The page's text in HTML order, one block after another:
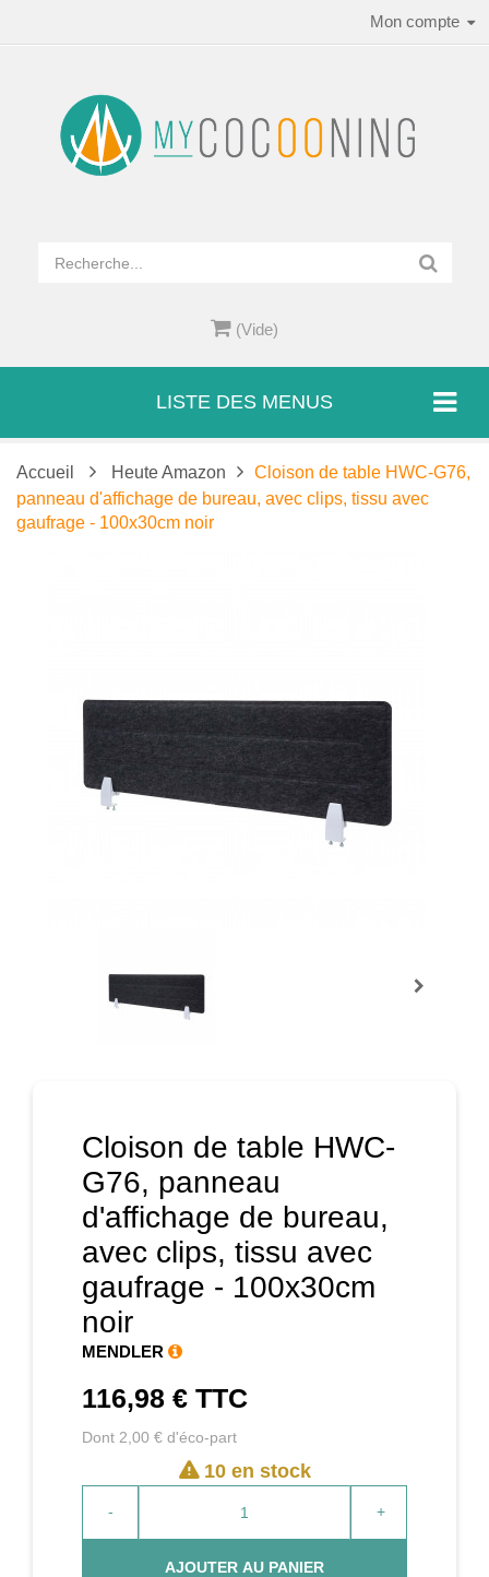
Mon compte
(Vide)
LISTE DES MENUS
Accueil Heute Amazon
Cloison de table HWC-G76,
panneau d'affichage de bureau, avec clips, tissu avec
gaufrage - 100x30cm noir
Cloison de table HWC-
G76, panneau
d'affichage de bureau,
avec clips, tissu avec
gaufrage - 100x30cm
noir
MENDLER
116,98 € TTC
Dont 2,00 € d'éco-part
10 en stock
- +
AJOUTER AU PANIER